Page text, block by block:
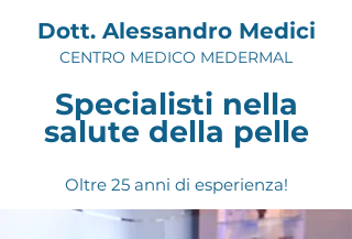
Dott. Alessandro Medici
CENTRO MEDICO MEDERMAL
Specialisti nella
salute della pelle
Oltre 25 anni di esperienza!